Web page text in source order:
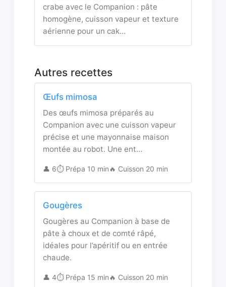
crabe avec le Companion : pâte
homogène, cuisson vapeur et texture
aérienne pour un cak…
Autres recettes
Œufs mimosa
Des œufs mimosa préparés au
Companion avec une cuisson vapeur
précise et une mayonnaise maison
montée au robot. Une ent…
👤 6⏱️ Prépa 10 min🔥 Cuisson 20 min
Gougères
Gougères au Companion à base de
pâte à choux et de comté râpé,
idéales pour l’apéritif ou en entrée
chaude.
👤 4⏱️ Prépa 15 min🔥 Cuisson 20 min